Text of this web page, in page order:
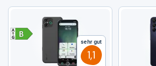
Sehr gut
1,1